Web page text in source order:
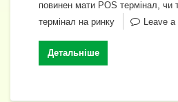
o
k
p
g
er
n
k
т
и
повинен мати POS термінал, чи
термінал на ринку
Leave
Детальніше